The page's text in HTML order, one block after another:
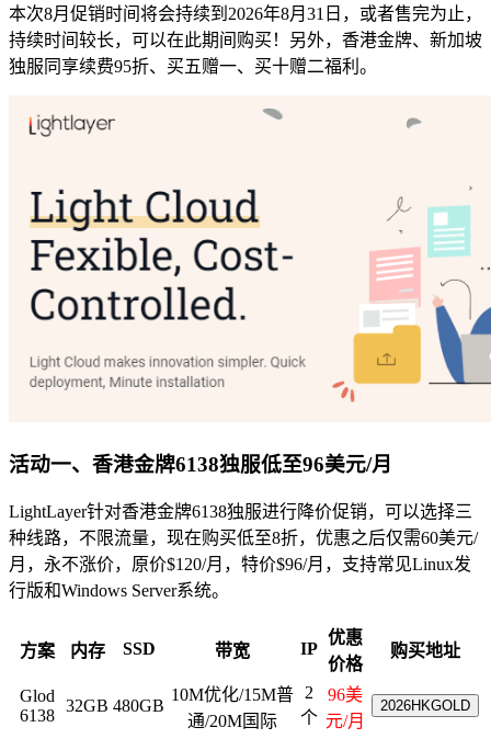
本次8月促销时间将会持续到2026年8月31日，或者售完为止，
持续时间较长，可以在此期间购买！另外，香港金牌、新加坡
独服同享续费95折、买五赠一、买十赠二福利。
活动一、香港金牌6138独服低至96美元/月
LightLayer针对香港金牌6138独服进行降价促销，可以选择三
种线路，不限流量，现在购买低至8折，优惠之后仅需60美元/
月，永不涨价，原价$120/月，特价$96/月，支持常见Linux发
行版和Windows Server系统。
方案 内存 SSD 带宽 IP
优惠
价格
购买地址
Glod
6138
32GB 480GB
10M优化/15M普
通/20M国际
2
个
96美
元/月
2026HKGOLD